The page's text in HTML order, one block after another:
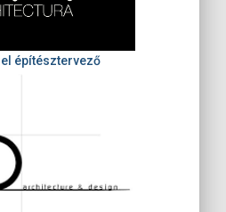
építésztervező